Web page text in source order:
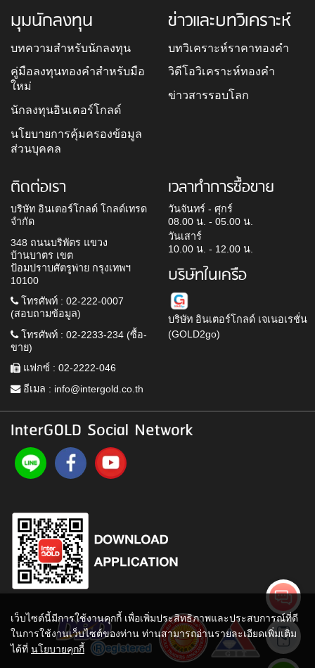
มุมนักลงทุน
บทความสำหรับนักลงทุน
คู่มือลงทุนทองคำสำหรับมือ
ใหม่
นักลงทุนอินเตอร์โกลด์
นโยบายการคุ้มครองข้อมูล
ส่วนบุคคล
ข่าวและบทวิเคราะห์
บทวิเคราะห์ราคาทองคำ
วิดีโอวิเคราะห์ทองคำ
ข่าวสารรอบโลก
ติดต่อเรา
บริษัท อินเตอร์โกลด์ โกลด์เทรด
จำกัด
348 ถนนบริพัตร แขวง
บ้านบาตร เขต
ป้อมปราบศัตรูพ่าย กรุงเทพฯ
10100
โทรศัพท์ : 02-222-0007
(สอบถามข้อมูล)
โทรศัพท์ : 02-2233-234 (ซื้อ-
ขาย)
แฟกซ์ : 02-2222-046
อีเมล : info@intergold.co.th
เวลาทำการซื้อขาย
วันจันทร์ - ศุกร์
08.00 น. - 05.00 น.
วันเสาร์
10.00 น. - 12.00 น.
บริษัทในเครือ
บริษัท อินเตอร์โกลด์ เจเนอเรชั่น
(GOLD2go)
InterGOLD Social Network
เว็บไซต์นี้มีการใช้งานคุกกี้ เพื่อเพิ่มประสิทธิภาพและประสบการณ์ที่ดี
ในการใช้งานเว็บไซต์ของท่าน ท่านสามารถอ่านรายละเอียดเพิ่มเติม
ได้ที่ นโยบายคุกกี้